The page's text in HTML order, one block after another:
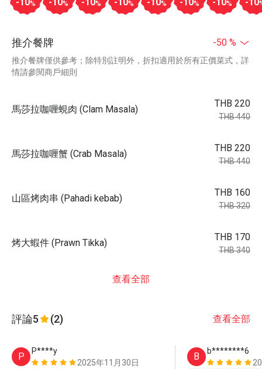
% % % % % % %
推介餐牌 -50 %
推介餐牌僅供參考；除特別註明外，折扣適用於所有正價菜式，詳
情請參閱商戶細則
馬莎拉咖喱蜆肉 (Clam Masala)
THB 220
THB 440
馬莎拉咖喱蟹 (Crab Masala)
THB 220
THB 440
山區烤肉串 (Pahadi kebab)
THB 160
THB 320
烤大蝦件 (Prawn Tikka)
THB 170
THB 340
查看全部
評論5 (2) 查看全部
P
P****y
2025年11月30日
B
b********6